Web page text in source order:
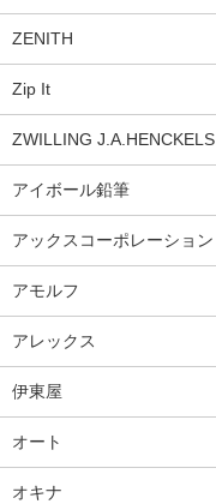
ZENITH
Zip It
ZWILLING J.A.HENCKELS
アイボール鉛筆
アックスコーポレーション
アモルフ
アレックス
伊東屋
オート
オキナ